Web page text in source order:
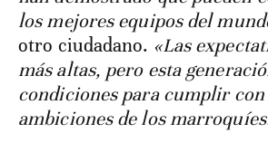
los mejores equipos del
otro ciudadano. «Las
más altas, pero esta
condiciones para cumplir con
ambiciones de los